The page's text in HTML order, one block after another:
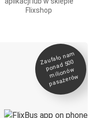
Flixshop
Zaufało na
m
ponad 500
milionó
w
pasażeró
w